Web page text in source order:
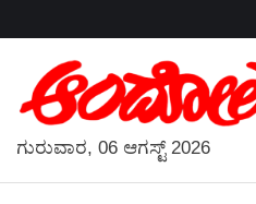
ಗುರುವಾರ, 06 ಆಗಸ್ಟ್ 2026